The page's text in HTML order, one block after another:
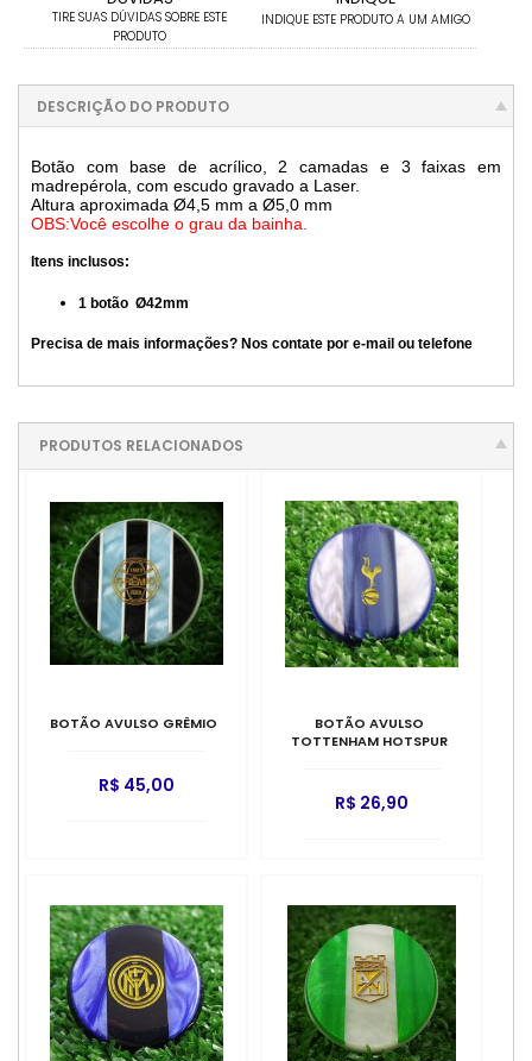
TIRE SUAS DÚVIDAS SOBRE ESTE
PRODUTO
INDIQUE ESTE PRODUTO A UM AMIGO
DESCRIÇÃO DO PRODUTO
Botão com base de acrílico, 2 camadas e 3 faixas em
madrepérola, com escudo gravado a Laser.
Altura aproximada Ø4,5 mm a Ø5,0 mm
OBS:Você escolhe o grau da bainha.
Itens inclusos:
1 botão Ø42mm
Precisa de mais informações? Nos contate por e-mail ou telefone
PRODUTOS RELACIONADOS
BOTÃO AVULSO GRÊMIO
R$ 45,00
BOTÃO AVULSO
TOTTENHAM HOTSPUR
R$ 26,90